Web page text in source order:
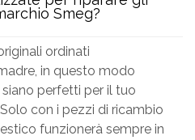
Smeg?
ordinati
in questo modo
perfetti per il tuo
con i pezzi di ricambio
funzionerà sempre in